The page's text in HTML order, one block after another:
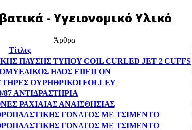
- Υγειονομικό Υλικό
Άρθρα
Τίτλος
ΠΛΥΣΗΣ ΤΥΠΟΥ COIL CURLED JET 2 CUFFS
ΗΛΟΣ ΕΠΕΙΓΟΝ
ΟΥΡΗΘΡΙΚΟΙ FOLLEY
87 ΑΝΤΙΔΡΑΣΤΗΡΙΑ
ΡΑΧΙΑΙΑΣ ΑΝΑΙΣΘΗΣΙΑΣ
ΓΟΝΑΤΟΣ ΜΕ ΤΣΙΜΕΝΤΟ
ΓΟΝΑΤΟΣ ΜΕ ΤΣΙΜΕΝΤΟ